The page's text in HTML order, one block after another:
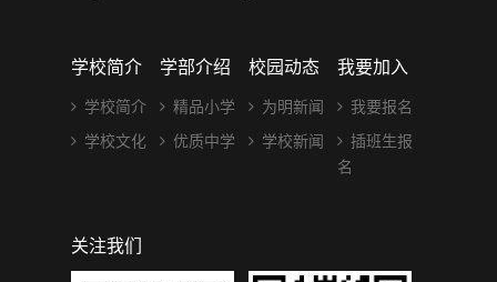
学校简介
学校简介
学校文化
学部介绍
精品小学
优质中学
校园动态
为明新闻
学校新闻
我要加入
我要报名
插班生报
名
关注我们